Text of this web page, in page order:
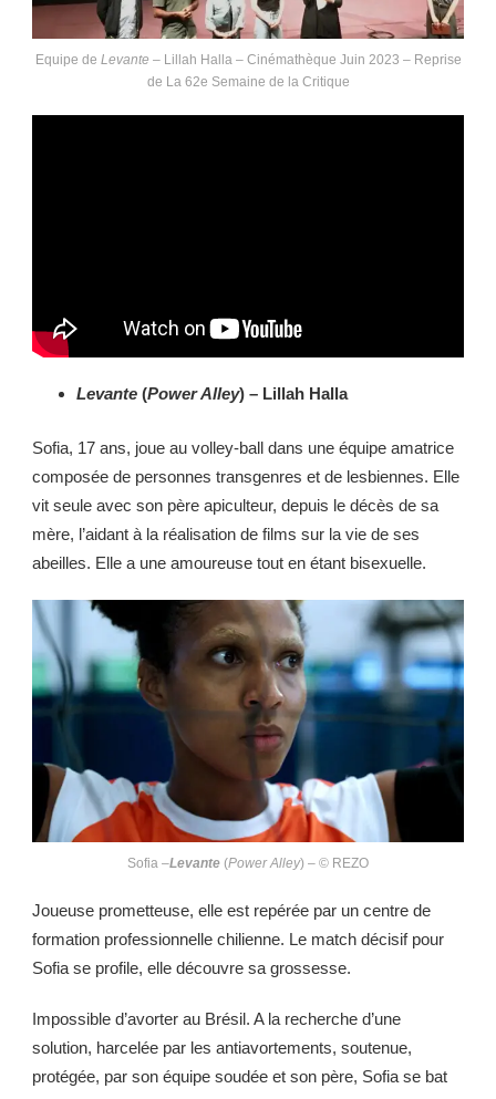
Equipe de Levante – Lillah Halla – Cinémathèque Juin 2023 – Reprise
de La 62e Semaine de la Critique
Levante (Power Alley) – Lillah Halla
Sofia, 17 ans, joue au volley-ball dans une équipe amatrice
composée de personnes transgenres et de lesbiennes. Elle
vit seule avec son père apiculteur, depuis le décès de sa
mère, l’aidant à la réalisation de films sur la vie de ses
abeilles. Elle a une amoureuse tout en étant bisexuelle.
Sofia –Levante (Power Alley) – © REZO
Joueuse prometteuse, elle est repérée par un centre de
formation professionnelle chilienne. Le match décisif pour
Sofia se profile, elle découvre sa grossesse.
Impossible d’avorter au Brésil. A la recherche d’une
solution, harcelée par les antiavortements, soutenue,
protégée, par son équipe soudée et son père, Sofia se bat